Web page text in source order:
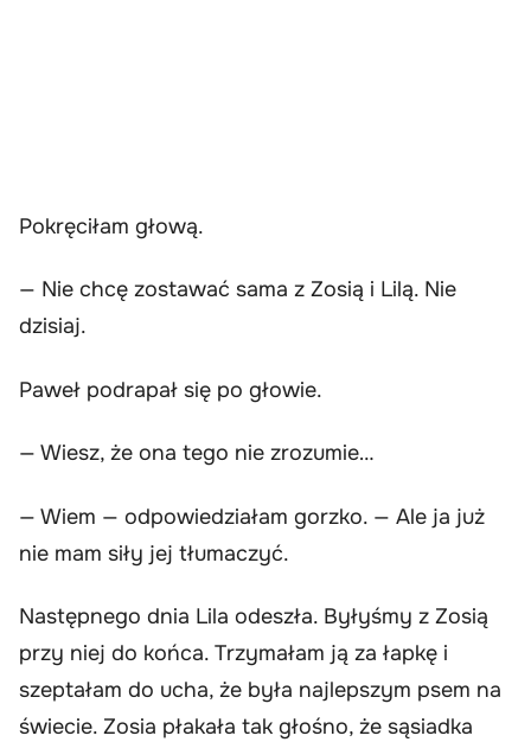
Pokręciłam głową.
— Nie chcę zostawać sama z Zosią i Lilą. Nie
dzisiaj.
Paweł podrapał się po głowie.
— Wiesz, że ona tego nie zrozumie…
— Wiem — odpowiedziałam gorzko. — Ale ja już
nie mam siły jej tłumaczyć.
Następnego dnia Lila odeszła. Byłyśmy z Zosią
przy niej do końca. Trzymałam ją za łapkę i
szeptałam do ucha, że była najlepszym psem na
świecie. Zosia płakała tak głośno, że sąsiadka